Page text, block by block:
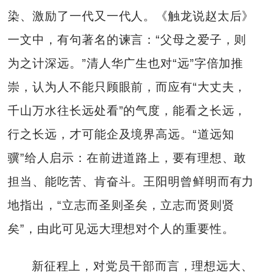
染、激励了一代又一代人。《触龙说赵太后》
一文中，有句著名的谏言：“父母之爱子，则
为之计深远。”清人华广生也对“远”字倍加推
崇，认为人不能只顾眼前，而应有“大丈夫，
千山万水往长远处看”的气度，能看之长远，
行之长远，才可能企及境界高远。“道远知
骥”给人启示：在前进道路上，要有理想、敢
担当、能吃苦、肯奋斗。王阳明曾鲜明而有力
地指出，“立志而圣则圣矣，立志而贤则贤
矣”，由此可见远大理想对个人的重要性。
新征程上，对党员干部而言，理想远大、